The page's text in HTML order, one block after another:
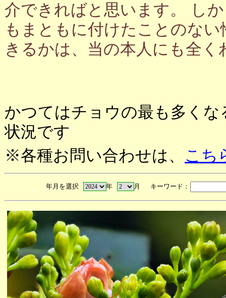
介できればと思います。 し
もまともに付けたことのな
きるかは、当の本人にも全く
かつてはチョウの最も多く
状況です
※各種お問い合わせは、 こち
年月を選択 年 月 キーワード：